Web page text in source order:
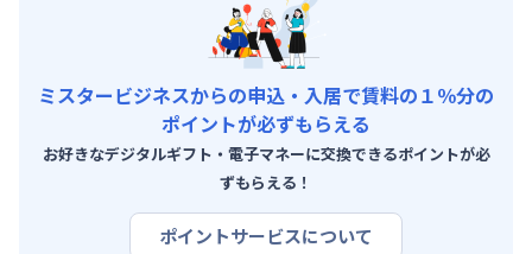
ミスタービジネスからの申込・入居で賃料の１％分の
ポイントが必ずもらえる
お好きなデジタルギフト・電子マネーに交換できるポイントが必
ずもらえる！
ポイントサービスについて